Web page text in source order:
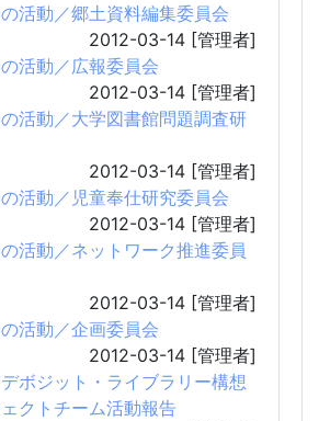
活動／郷土資料編集委員会
2012-03-14 [管理者]
活動／広報委員会
2012-03-14 [管理者]
活動／大学図書館問題調査研
2012-03-14 [管理者]
活動／児童奉仕研究委員会
2012-03-14 [管理者]
活動／ネットワーク推進委員
2012-03-14 [管理者]
活動／企画委員会
2012-03-14 [管理者]
ボジット・ライブラリー構想
クトチーム活動報告